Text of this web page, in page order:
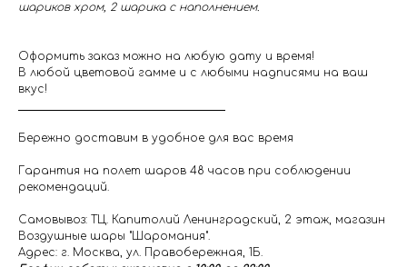
шариков хром, 2 шарика с наполнением.
Оформить заказ можно на любую дату и время!
В любой цветовой гамме и с любыми надписями на ваш
вкус!
Бережно доставим в удобное для вас время
Гарантия на полет шаров 48 часов при соблюдении
рекомендаций.
Самовывоз: ТЦ. Капитолий Ленинградский, 2 этаж, магазин
Воздушные шары "Шаромания".
Адрес: г. Москва, ул. Правобережная, 1Б.